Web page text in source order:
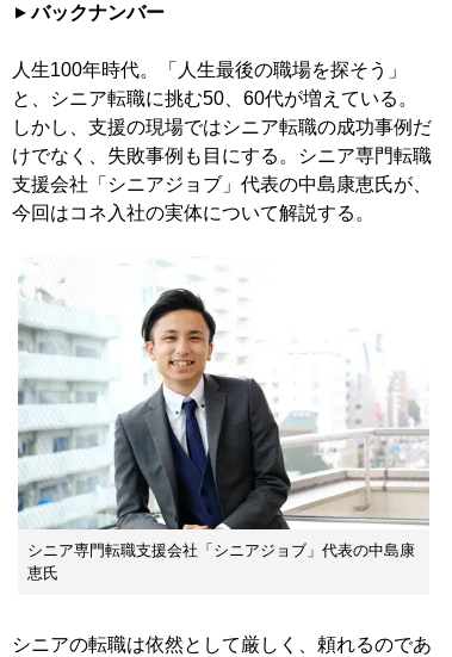
バックナンバー
人生100年時代。「人生最後の職場を探そう」
と、シニア転職に挑む50、60代が増えている。
しかし、支援の現場ではシニア転職の成功事例だ
けでなく、失敗事例も目にする。シニア専門転職
支援会社「シニアジョブ」代表の中島康恵氏が、
今回はコネ入社の実体について解説する。
シニア専門転職支援会社「シニアジョブ」代表の中島康
恵氏
シニアの転職は依然として厳しく、頼れるのであ